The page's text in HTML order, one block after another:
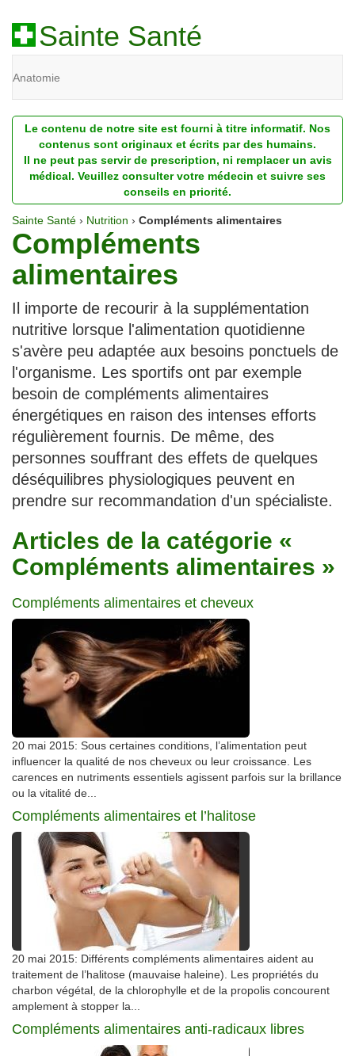
Sainte Santé
Anatomie
Diagnostic
Dossiers
Homéopathie
Nutrition
Pathologie
Psychologie
Recherches
Traitements
Le contenu de notre site est fourni à titre informatif. Nos
contenus sont originaux et écrits par des humains.
Il ne peut pas servir de prescription, ni remplacer un avis
médical. Veuillez consulter votre médecin et suivre ses
conseils en priorité.
Sainte Santé › Nutrition › Compléments alimentaires
Compléments
alimentaires
Il importe de recourir à la supplémentation
nutritive lorsque l'alimentation quotidienne
s'avère peu adaptée aux besoins ponctuels de
l'organisme. Les sportifs ont par exemple
besoin de compléments alimentaires
énergétiques en raison des intenses efforts
régulièrement fournis. De même, des
personnes souffrant des effets de quelques
déséquilibres physiologiques peuvent en
prendre sur recommandation d'un spécialiste.
Articles de la catégorie «
Compléments alimentaires »
Compléments alimentaires et cheveux
20 mai 2015: Sous certaines conditions, l’alimentation peut
influencer la qualité de nos cheveux ou leur croissance. Les
carences en nutriments essentiels agissent parfois sur la brillance
ou la vitalité de...
Compléments alimentaires et l’halitose
20 mai 2015: Différents compléments alimentaires aident au
traitement de l’halitose (mauvaise haleine). Les propriétés du
charbon végétal, de la chlorophylle et de la propolis concourent
amplement à stopper la...
Compléments alimentaires anti-radicaux libres